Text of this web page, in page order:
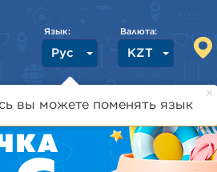
Валюта:
KZT
Язык:
Рус
вы можете поменять язык
Горящие туры